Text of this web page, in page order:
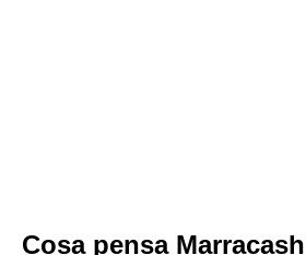
Cosa pensa